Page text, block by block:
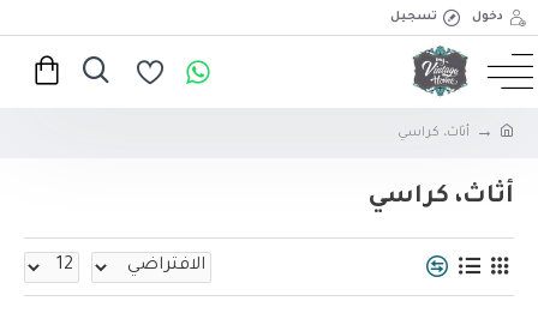
دخول تسجيل
أثاث، كراسي
أثاث، كراسي